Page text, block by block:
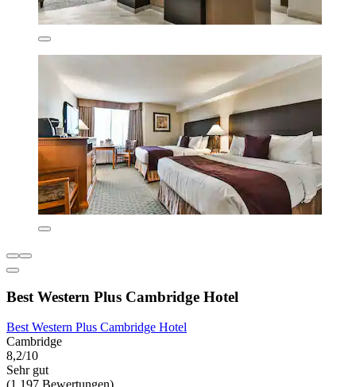
Best Western Plus Cambridge Hotel
Best Western Plus Cambridge Hotel
Cambridge
8,2/10
Sehr gut